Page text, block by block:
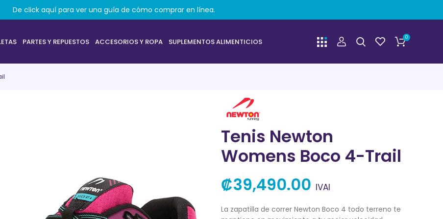
PARTES Y REPUESTOS ACCESORIOS Y ROPA SUPLEMENTOS ALIMENTICIOS 0
Tenis Newton
Womens Boco 4-Trail
₡39,490.00 IVAI
La zapatilla de correr Newton Boco 4 todo terreno te
De click aquí para ver una guía de cómo comprar en línea.